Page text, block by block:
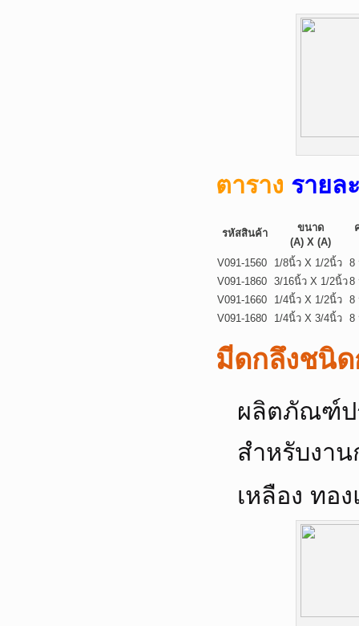
ตาราง รายล
รหัสสินค้า
ขนาด
(A) X (A)
V091-1560 1/8นิ้ว X 1/2นิ้ว 8
V091-1860 3/16นิ้ว X 1/2นิ้ว8
V091-1660
1/4นิ้ว X 1/2นิ้ว 8
V091-1680
1/4นิ้ว X 3/4นิ้ว 8
มีดกลึงชนิด
ผลิตภัณฑ์ป
สำหรับงา
เหลือง ทอ